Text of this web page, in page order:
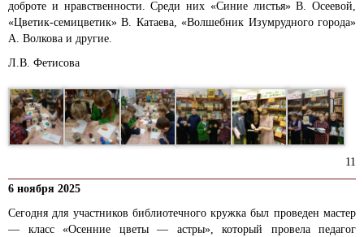
доброте и нравственности. Среди них «Синие листья» В. Осеевой,
«Цветик-семицветик» В. Катаева, «Волшебник Изумрудного города»
А. Волкова и другие.
Л.В. Фетисова
11
6 ноября 2025
Сегодня для участников библиотечного кружка был проведен мастер
— класс «Осенние цветы — астры», который провела педагог